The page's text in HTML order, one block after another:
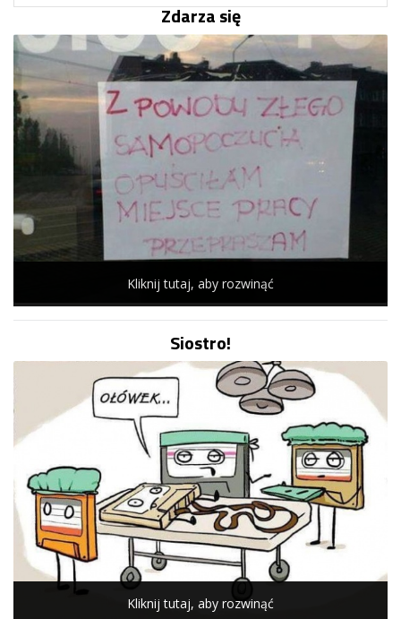
Zdarza się
Kliknij tutaj, aby rozwinąć
Siostro!
Kliknij tutaj, aby rozwinąć